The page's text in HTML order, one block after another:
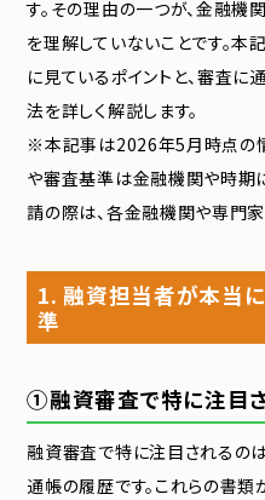
す。その理由の一つが、金融
を理解していないことです。
に見ているポイントと、審査
法を詳しく解説します。
※本記事は2026年5月時点の
や審査基準は金融機関や時期
請の際は、各金融機関や専門
1. 融資担当者が本当
準
①融資審査で特に注目
融資審査で特に注目されるのは
通帳の履歴です。これらの書類